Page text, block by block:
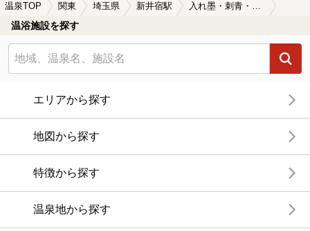
温泉TOP 関東 埼玉県 新井宿駅 入れ墨・刺青・タトゥーOKの新井宿駅近くの温泉、日帰り温泉、スーパー銭湯おすすめ
温浴施設を探す
エリアから探す
地図から探す
特徴から探す
温泉地から探す